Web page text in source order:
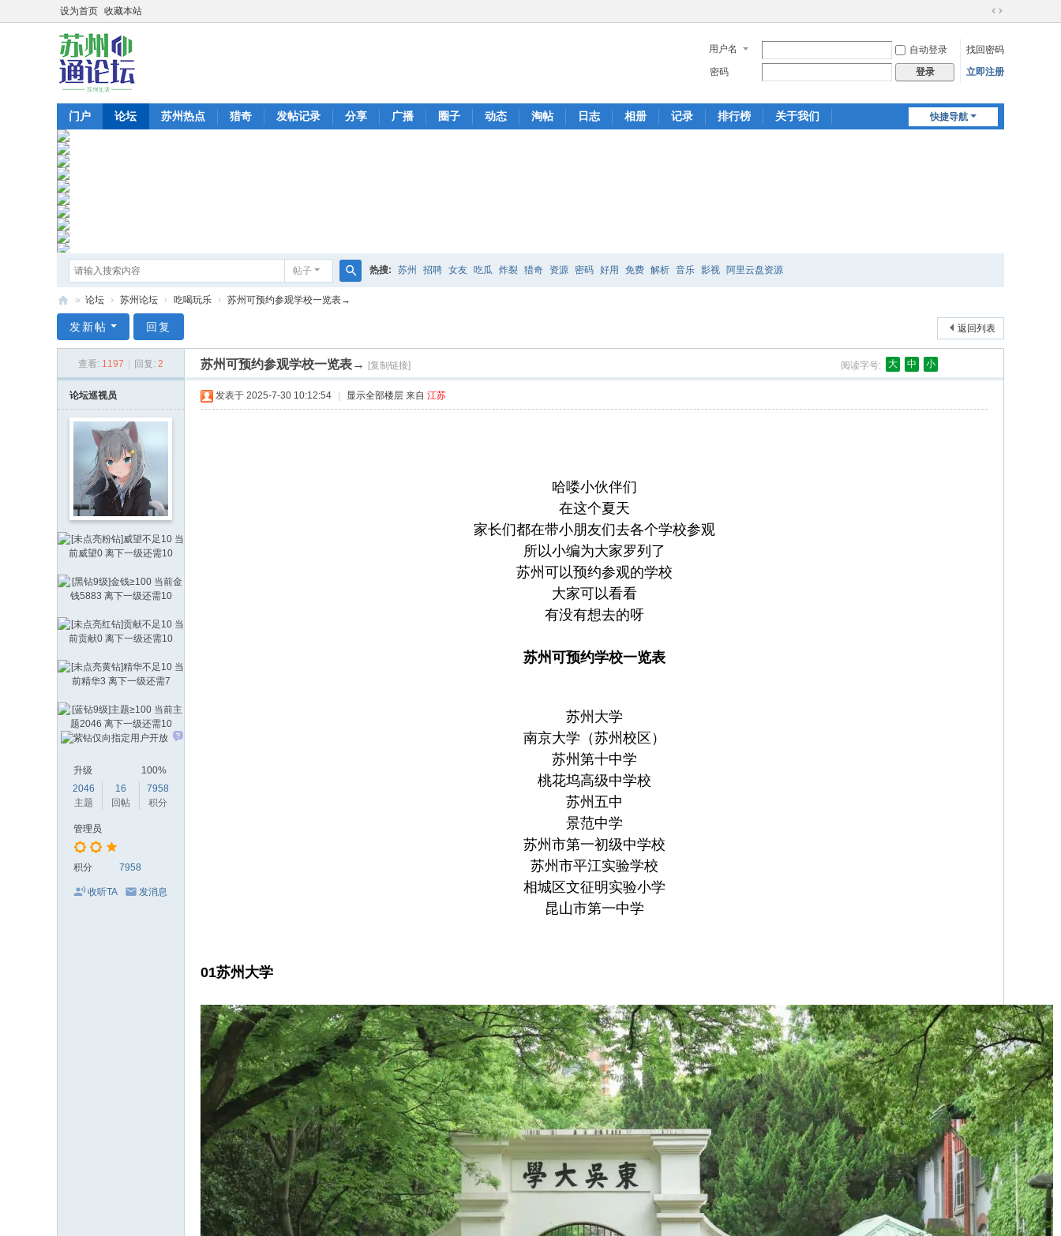
设为首页 收藏本站
切
到
宽
用户名 自动登录
找回密码
密码
登录 立即注册
快捷导航
门户 论坛 苏州热点 猎奇 发帖记录 分享 广播 圈子 动态 淘帖 日志 相册 记录 排行榜 关于我们
帖子 热搜: 苏州 招聘 女友 吃瓜 炸裂 猎奇 资源 密码 好用 免费 解析 音乐 影视 阿里云盘资源
州
» 论坛 › 苏州论坛 › 吃喝玩乐 › 苏州可预约参观学校一览表→
返回列表
发新帖 回复
查看: 1197 回复: 2 苏州可预约参观学校一览表→ [复制链接] 阅读字号: 大 中 小
论坛巡视员
升级
100%
2046
主题
16
回帖
7958
积分
管理员
积分 7958
收听TA 发消息
发表于 2025-7-30 10:12:54 显示全部楼层 来自 江苏
哈喽小伙伴们
在这个夏天
家长们都在带小朋友们去各个学校参观
所以小编为大家罗列了
苏州可以预约参观的学校
大家可以看看
有没有想去的呀
苏州可预约学校一览表
苏州大学
南京大学（苏州校区）
苏州第十中学
桃花坞高级中学校
苏州五中
景范中学
苏州市第一初级中学校
苏州市平江实验学校
相城区文征明实验小学
昆山市第一中学
01苏州大学